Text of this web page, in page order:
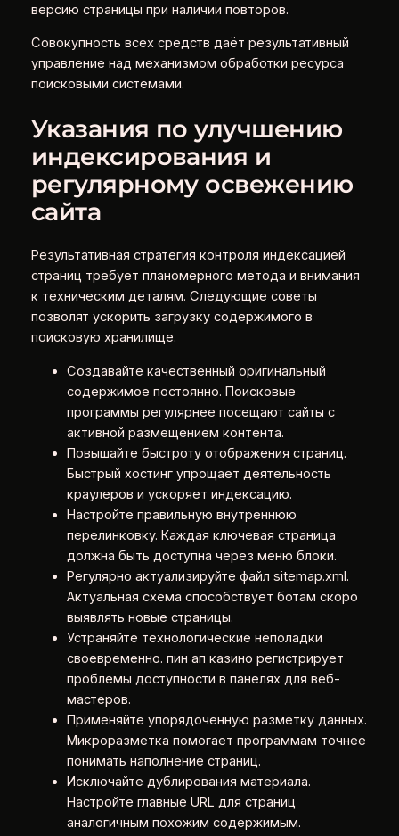
версию страницы при наличии повторов.
Совокупность всех средств даёт результативный
управление над механизмом обработки ресурса
поисковыми системами.
Указания по улучшению
индексирования и
регулярному освежению
сайта
Результативная стратегия контроля индексацией
страниц требует планомерного метода и внимания
к техническим деталям. Следующие советы
позволят ускорить загрузку содержимого в
поисковую хранилище.
Создавайте качественный оригинальный
содержимое постоянно. Поисковые
программы регулярнее посещают сайты с
активной размещением контента.
Повышайте быстроту отображения страниц.
Быстрый хостинг упрощает деятельность
краулеров и ускоряет индексацию.
Настройте правильную внутреннюю
перелинковку. Каждая ключевая страница
должна быть доступна через меню блоки.
Регулярно актуализируйте файл sitemap.xml.
Актуальная схема способствует ботам скоро
выявлять новые страницы.
Устраняйте технологические неполадки
своевременно. пин ап казино регистрирует
проблемы доступности в панелях для веб-
мастеров.
Применяйте упорядоченную разметку данных.
Микроразметка помогает программам точнее
понимать наполнение страниц.
Исключайте дублирования материала.
Настройте главные URL для страниц
аналогичным похожим содержимым.